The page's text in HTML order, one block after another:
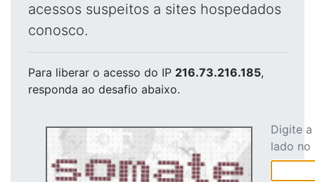
acessos suspeitos a sites hospedados
conosco.
Para liberar o acesso do IP 216.73.216.185,
responda ao desafio abaixo.
Digite
lado no